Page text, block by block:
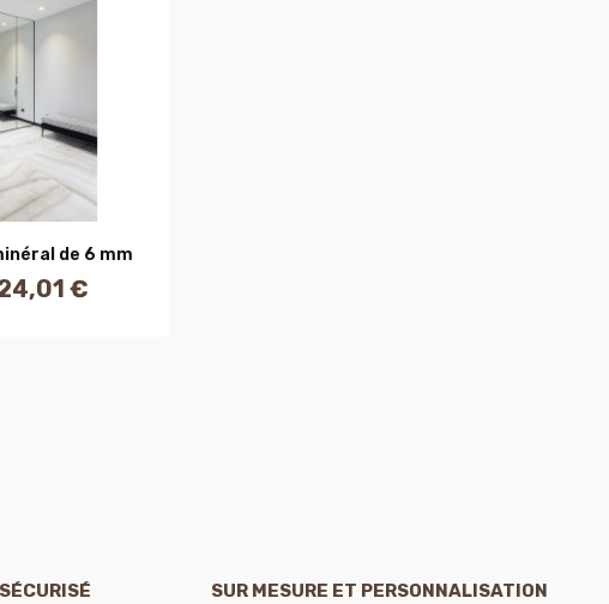
PANIERde 6 mm
€
SUR MESURE ET PERSONNALISATION